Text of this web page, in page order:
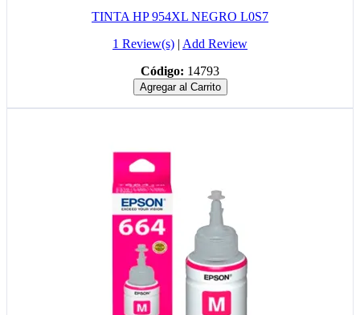
TINTA HP 954XL NEGRO L0S7
1 Review(s) | Add Review
Código: 14793
Agregar al Carrito